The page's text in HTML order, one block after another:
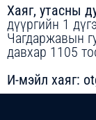
Хаяг, утасны
дүүргийн 1
Чагдаржавын
давхар 1105
И-мэйл хаяг: